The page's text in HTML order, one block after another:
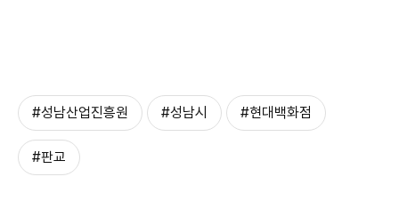
#성남산업진흥원 #성남시 #현대백화점
#판교